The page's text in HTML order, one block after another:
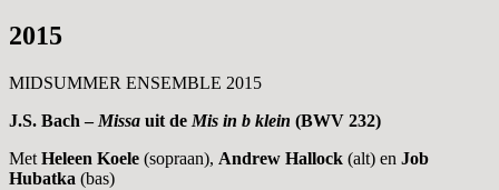
2015
MIDSUMMER ENSEMBLE 2015
J.S. Bach – Missa uit de Mis in b klein (BWV 232)
Met Heleen Koele (sopraan), Andrew Hallock (alt) en Job
Hubatka (bas)